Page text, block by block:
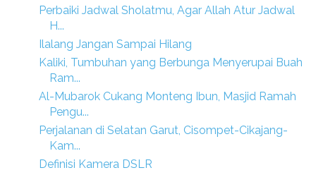
Perbaiki Jadwal Sholatmu, Agar Allah Atur Jadwal
H...
Ilalang Jangan Sampai Hilang
Kaliki, Tumbuhan yang Berbunga Menyerupai Buah
Ram...
Al-Mubarok Cukang Monteng Ibun, Masjid Ramah
Pengu...
Perjalanan di Selatan Garut, Cisompet-Cikajang-
Kam...
Definisi Kamera DSLR